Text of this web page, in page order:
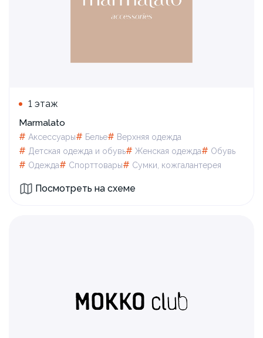
1 этаж
Marmalato
# Аксессуары# Белье# Верхняя одежда
# Детская одежда и обувь# Женская одежда# Обувь
# Одежда# Спорттовары# Сумки, кожгалантерея
Посмотреть на схеме